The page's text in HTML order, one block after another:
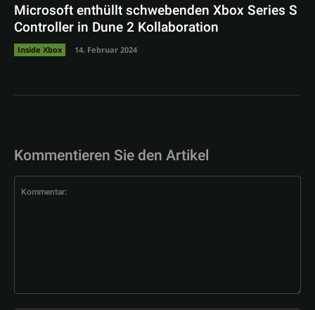
Microsoft enthüllt schwebenden Xbox Series S
Controller in Dune 2 Kollaboration
Inside Xbox 14. Februar 2024
Kommentieren Sie den Artikel